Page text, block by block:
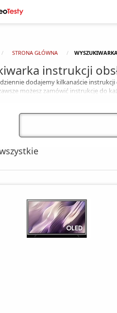
STRONA GŁÓWNA
instrukcji
dziennie dodajemy kilkanaście
możesz zamówić instrukcję do